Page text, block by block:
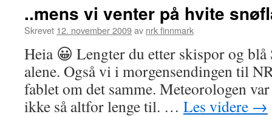
..mens vi venter på hvite
Skrevet 12. november 2009av nrk finnmark
Heia 😀 Lengter du etter skispor og
alene. Også vi i morgensendingen til
fablet om det samme. Meteorologen
ikke så altfor lenge til. … Les videre →